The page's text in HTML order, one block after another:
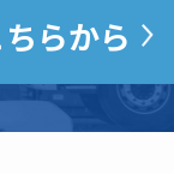
らから